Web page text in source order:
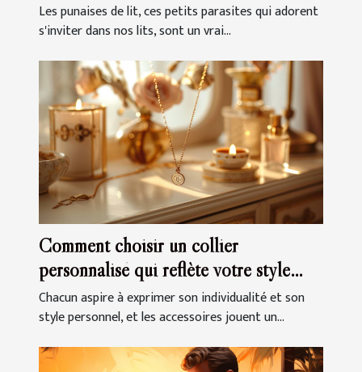
Les punaises de lit, ces petits parasites qui adorent
s'inviter dans nos lits, sont un vrai...
Comment choisir un collier
personnalisé qui reflète votre style
unique
Chacun aspire à exprimer son individualité et son
style personnel, et les accessoires jouent un...